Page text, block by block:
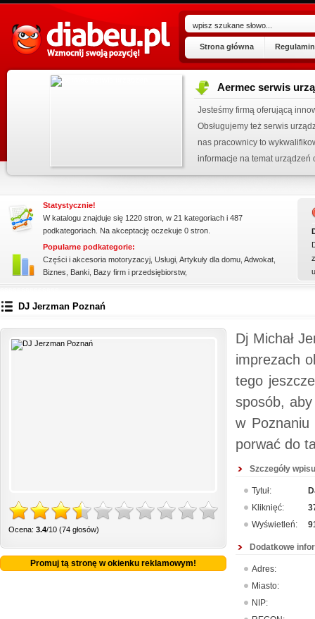
Strona główna
Aermec serwis
Jesteśmy firmą oferującą
Obsługujemy też serwis
nas pracownicy to
informacje na temat urządzeń
wyn...
Statystycznie!
W katalogu znajduje się 1220 stron, w 21 kategoriach i 487
podkategoriach. Na akceptację oczekuje 0 stron.
Popularne podkategorie:
Części i akcesoria motoryzacyj Usługi Artykuły dla domu Adwokat
Biznes
Banki Bazy firm i przedsiębiorstw,
DJ Jerzman Poznań
Ocena: 3.4/10 (74 głosów)
Promuj tą stronę w okienku reklamowym!
Dj Michał
imprezach
tego
sposób, aby
w Poznaniu
porwać do
Szczegóły
Tytuł:
Kliknięć:
Wyświetleń:
Dodatkowe
Adres:
Miasto:
NIP: